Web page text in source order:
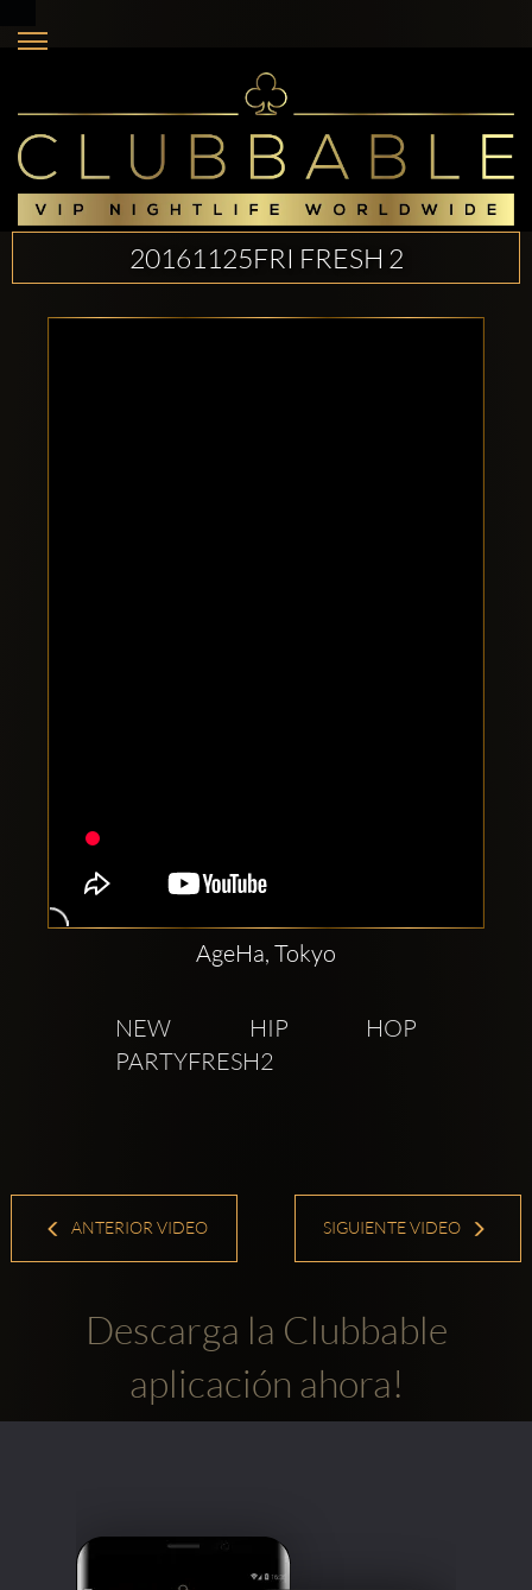
20161125FRI FRESH 2
AgeHa, Tokyo
NEW HIP HOP
PARTYFRESH2
ANTERIOR VIDEO SIGUIENTE VIDEO
Descarga la Clubbable
aplicación ahora!